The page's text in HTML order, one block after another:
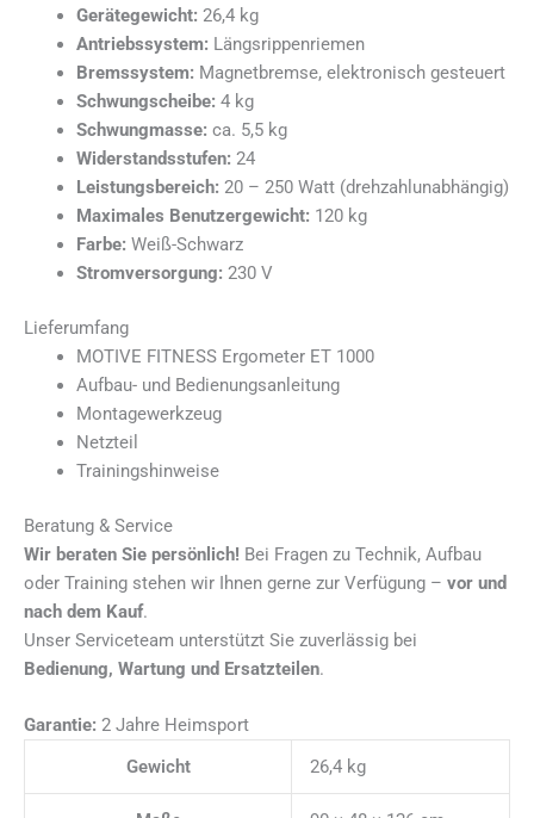
Gerätegewicht: 26,4 kg
Antriebssystem: Längsrippenriemen
Bremssystem: Magnetbremse, elektronisch gesteuert
Schwungscheibe: 4 kg
Schwungmasse: ca. 5,5 kg
Widerstandsstufen: 24
Leistungsbereich: 20 – 250 Watt (drehzahlunabhängig)
Maximales Benutzergewicht: 120 kg
Farbe: Weiß-Schwarz
Stromversorgung: 230 V
Lieferumfang
MOTIVE FITNESS Ergometer ET 1000
Aufbau- und Bedienungsanleitung
Montagewerkzeug
Netzteil
Trainingshinweise
Beratung & Service
Wir beraten Sie persönlich! Bei Fragen zu Technik, Aufbau
oder Training stehen wir Ihnen gerne zur Verfügung – vor und
nach dem Kauf.
Unser Serviceteam unterstützt Sie zuverlässig bei
Bedienung, Wartung und Ersatzteilen.
Garantie: 2 Jahre Heimsport
Gewicht
26,4 kg